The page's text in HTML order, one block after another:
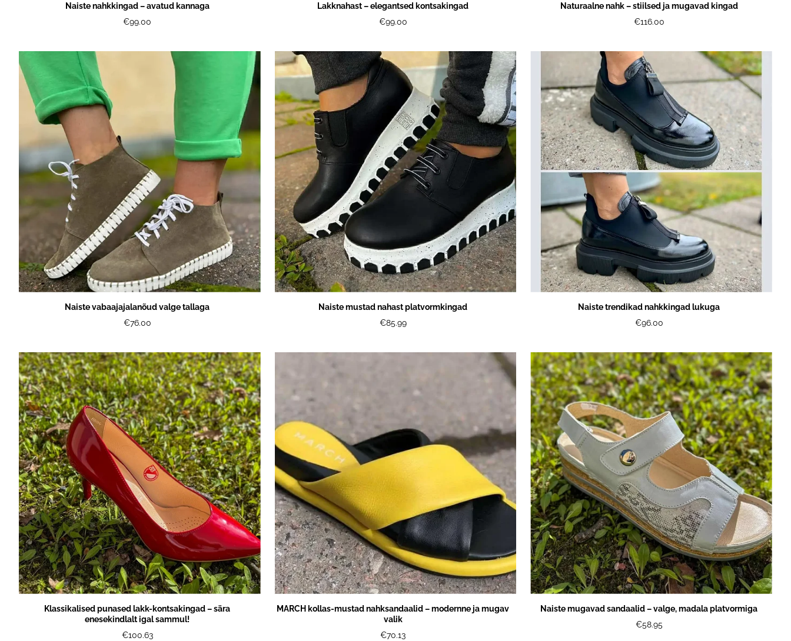
Naiste nahkkingad – avatud kannaga
€99.00
Lakknahast – elegantsed kontsakingad
€99.00
Naturaalne nahk – stiilsed ja mugavad kingad
€116.00
Naiste vabaajajalanõud valge tallaga
€76.00
Naiste mustad nahast platvormkingad
€85.99
Naiste trendikad nahkkingad lukuga
€96.00
Klassikalised punased lakk-kontsakingad – sära
enesekindlalt igal sammul!
€100.63
MARCH kollas-mustad nahksandaalid – modernne ja mugav
valik
€70.13
Naiste mugavad sandaalid – valge, madala platvormiga
€58.95